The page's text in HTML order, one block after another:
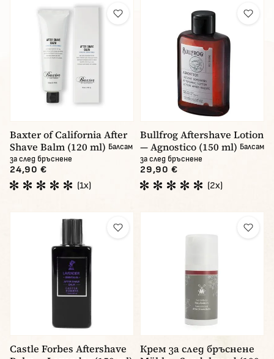
Baxter of California After
Shave Balm (120 ml) Балсам
за след бръснене
24,90 €
(1x)
Bullfrog Aftershave Lotion
— Agnostico (150 ml) Балсам
за след бръснене
29,90 €
(2x)
Castle Forbes Aftershave
Крем за след бръснене